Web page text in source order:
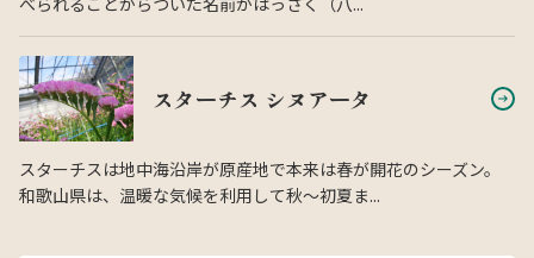
スターチス シヌアータ
スターチスは地中海沿岸が原産地で本来は春が開花のシーズン。
和歌山県は、温暖な気候を利用して秋〜初夏ま...